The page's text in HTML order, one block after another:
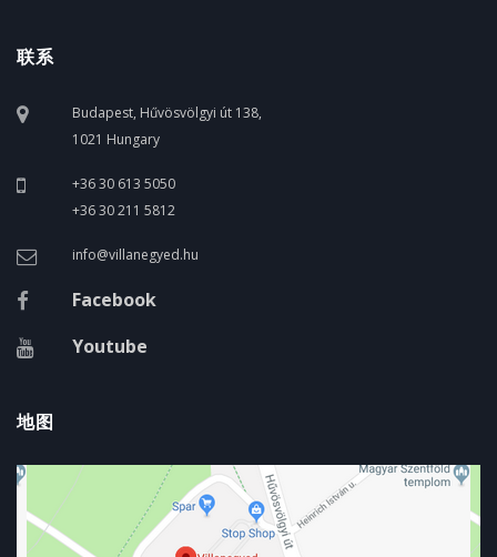
联系
Budapest, Hűvösvölgyi út 138,
1021 Hungary
+36 30 613 5050
+36 30 211 5812
info@villanegyed.hu
Facebook
Youtube
地图